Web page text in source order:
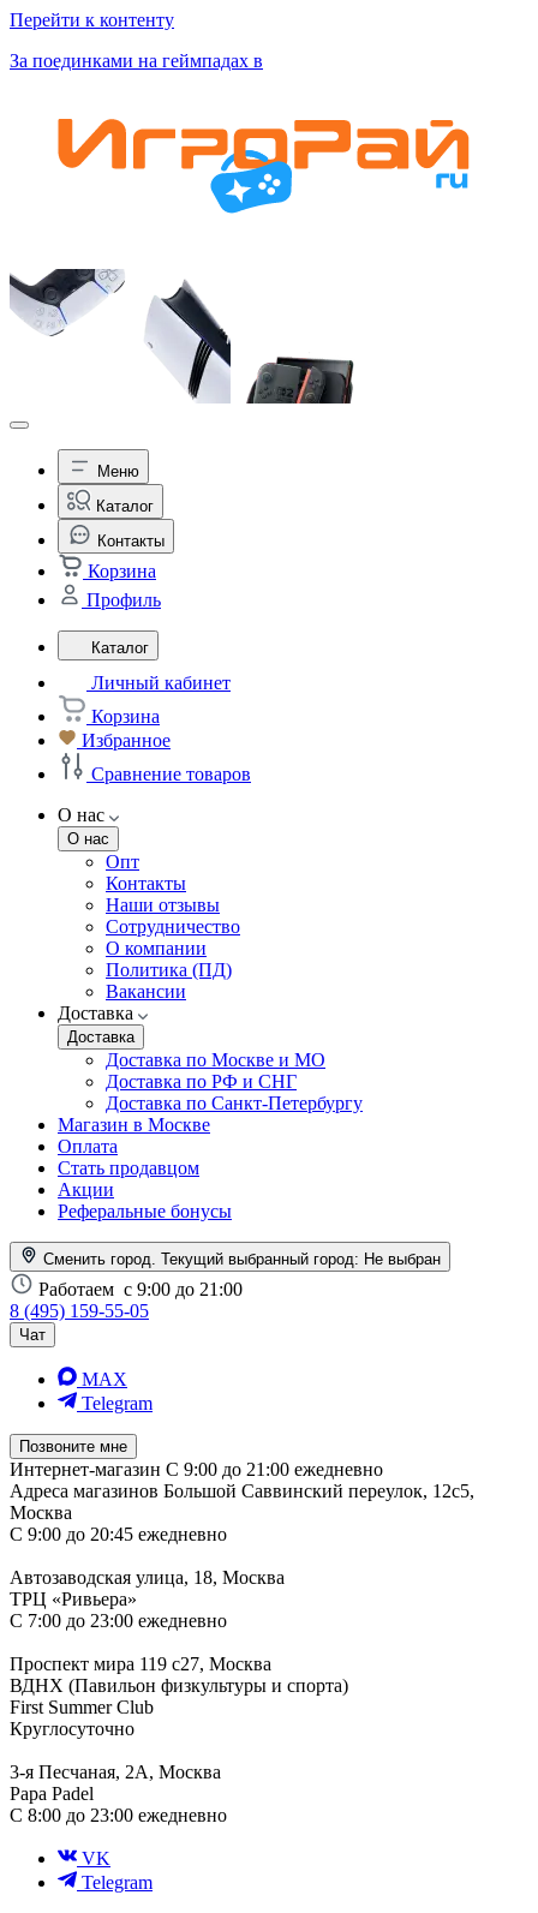
Перейти к контенту
За поединками на геймпадах в
Меню
Каталог
Контакты
Корзина
Профиль
Каталог
Личный кабинет
Корзина
Избранное
Сравнение товаров
О нас
О нас
Опт
Контакты
Наши отзывы
Сотрудничество
О компании
Политика (ПД)
Вакансии
Доставка
Доставка
Доставка по Москве и МО
Доставка по РФ и СНГ
Доставка по Санкт-Петербургу
Магазин в Москве
Оплата
Стать продавцом
Акции
Реферальные бонусы
Сменить город. Текущий выбранный город: Не выбран
Работаем с 9:00 до 21:00
8 (495) 159-55-05
Чат
MAX
Telegram
Позвоните мне
Интернет-магазин С 9:00 до 21:00 ежедневно
Адреса магазинов Большой Саввинский переулок, 12с5,
Москва
С 9:00 до 20:45 ежедневно
Автозаводская улица, 18, Москва
ТРЦ «Ривьера»
С 7:00 до 23:00 ежедневно
Проспект мира 119 с27, Москва
ВДНХ (Павильон физкультуры и спорта)
First Summer Club
Круглосуточно
3-я Песчаная, 2А, Москва
Papa Padel
С 8:00 до 23:00 ежедневно
VK
Telegram